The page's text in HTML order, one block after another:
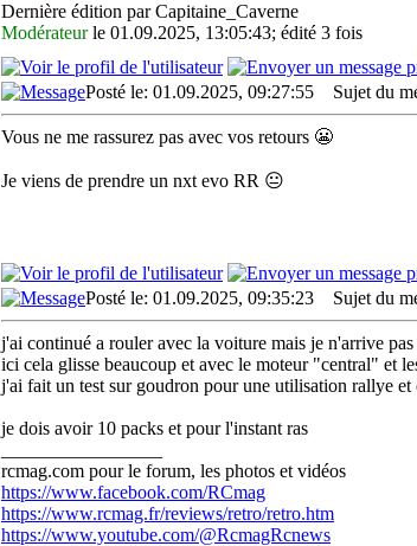
Dernière édition par Capitaine_Caverne
Modérateurle 01.09.2025, 13:05:43; édité 3 fois
Posté le: 01.09.2025, 09:27:55 Sujet du
Vous ne me rassurez pas avec vos retours 😬
Je viens de prendre un nxt evo RR 😐
Posté le: 01.09.2025, 09:35:23 Sujet du
j'ai continué a rouler avec la voiture mais je n'arrive
ici cela glisse beaucoup et avec le moteur "central" et
j'ai fait un test sur goudron pour une utilisation rallye et
je dois avoir 10 packs et pour l'instant ras
rcmag.com pour le forum, les photos et vidéos
https://www.facebook.com/RCmag
https://www.rcmag.fr/reviews/retro/retro.htm
https://www.youtube.com/@RcmagRcnews